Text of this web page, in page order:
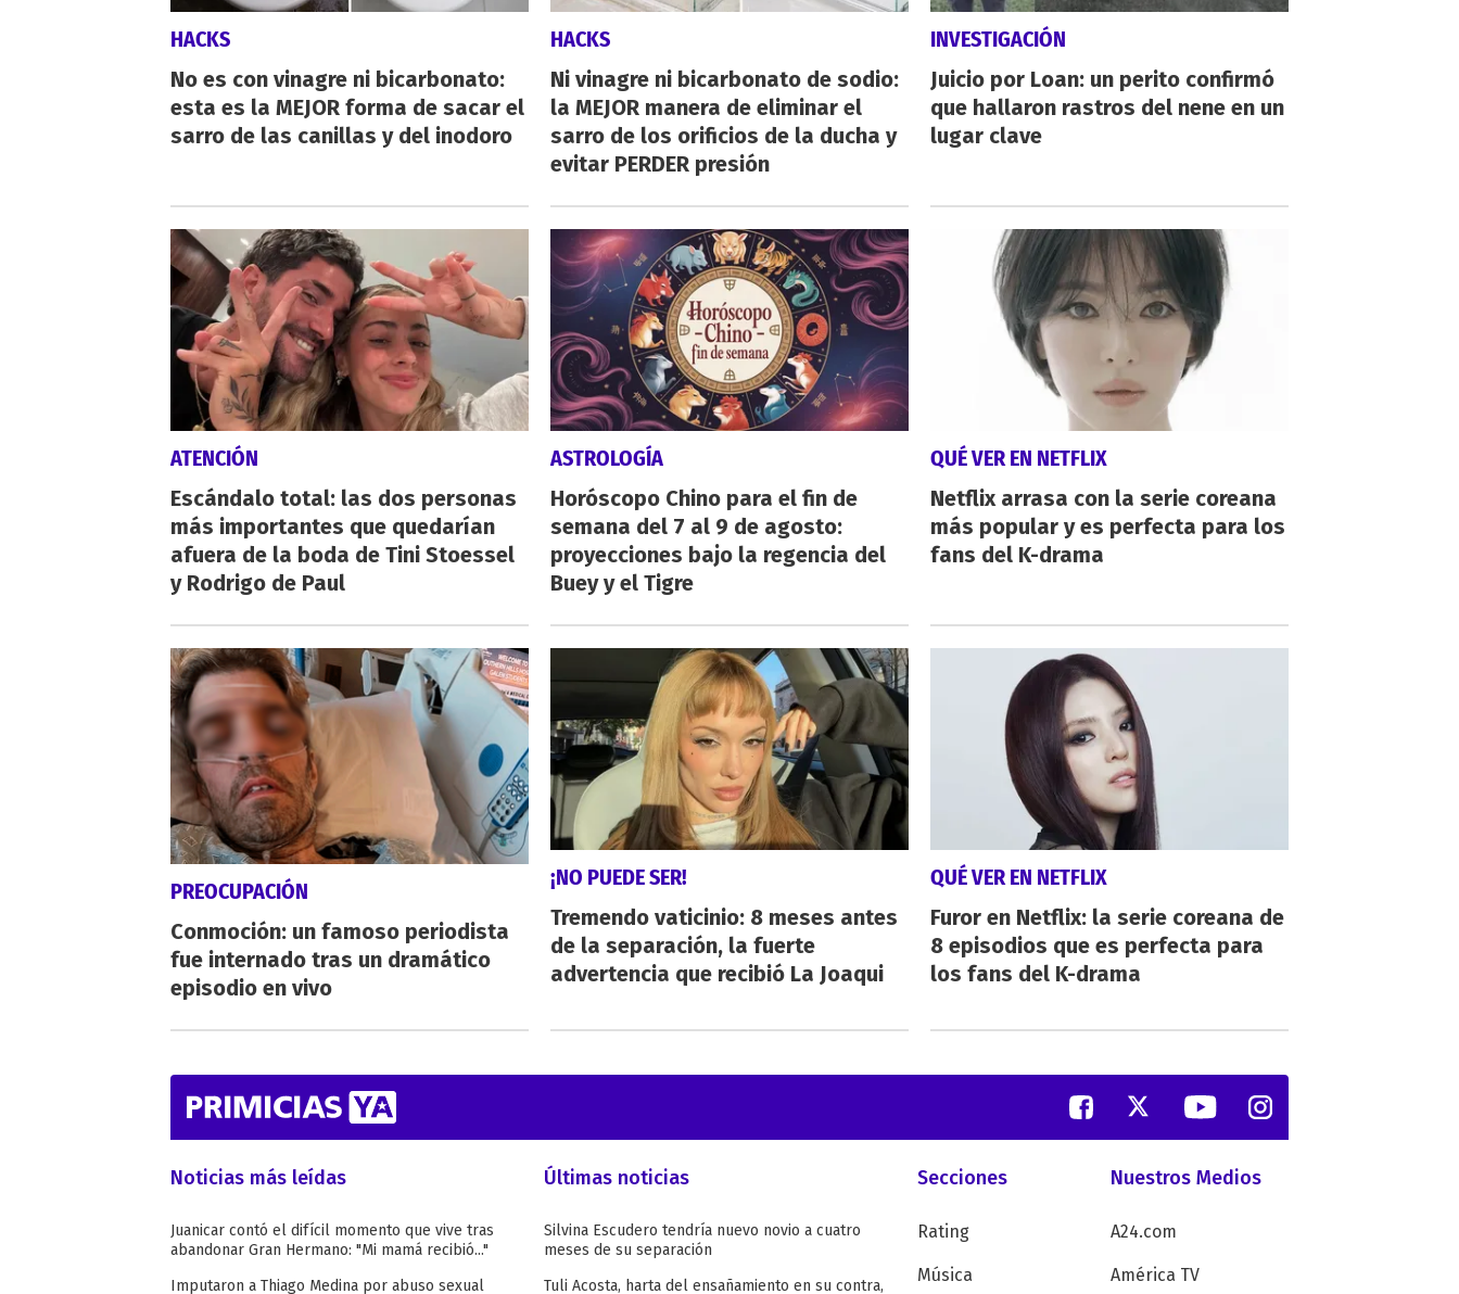
HACKS
No es con vinagre ni bicarbonato:
esta es la MEJOR forma de sacar el
sarro de las canillas y del inodoro
HACKS
Ni vinagre ni bicarbonato de sodio:
la MEJOR manera de eliminar el
sarro de los orificios de la ducha y
evitar PERDER presión
INVESTIGACIÓN
Juicio por Loan: un perito confirmó
que hallaron rastros del nene en un
lugar clave
ATENCIÓN
Escándalo total: las dos personas
más importantes que quedarían
afuera de la boda de Tini Stoessel
y Rodrigo de Paul
ASTROLOGÍA
Horóscopo Chino para el fin de
semana del 7 al 9 de agosto:
proyecciones bajo la regencia del
Buey y el Tigre
QUÉ VER EN NETFLIX
Netflix arrasa con la serie coreana
más popular y es perfecta para los
fans del K-drama
PREOCUPACIÓN
Conmoción: un famoso periodista
fue internado tras un dramático
episodio en vivo
¡NO PUEDE SER!
Tremendo vaticinio: 8 meses antes
de la separación, la fuerte
advertencia que recibió La Joaqui
QUÉ VER EN NETFLIX
Furor en Netflix: la serie coreana de
8 episodios que es perfecta para
los fans del K-drama
Noticias más leídas
Juanicar contó el difícil momento que vive tras
abandonar Gran Hermano: "Mi mamá recibió..."
Imputaron a Thiago Medina por abuso sexual
Últimas noticias
Silvina Escudero tendría nuevo novio a cuatro
meses de su separación
Tuli Acosta, harta del ensañamiento en su contra,
Secciones
Rating
Música
Nuestros Medios
A24.com
América TV